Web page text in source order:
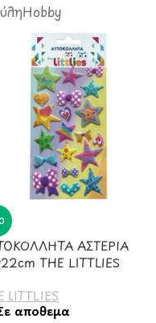
Hobby
ΑΣΤΕΡΙΑ
THE LITTLIES
LITTLIES
απόθεμα